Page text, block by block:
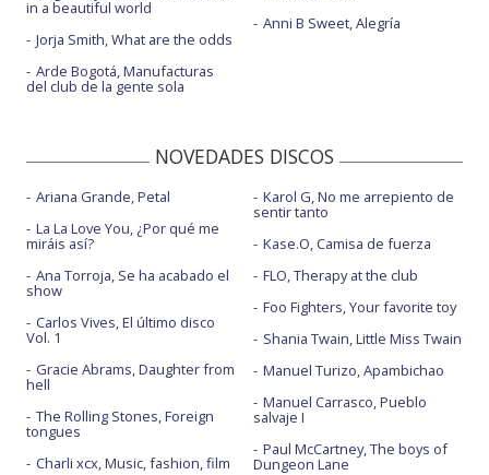
in a beautiful world
Jorja Smith, What are the odds
Arde Bogotá, Manufacturas
del club de la gente sola
Anni B Sweet, Alegría
NOVEDADES DISCOS
Ariana Grande, Petal
La La Love You, ¿Por qué me
miráis así?
Ana Torroja, Se ha acabado el
show
Carlos Vives, El último disco
Vol. 1
Gracie Abrams, Daughter from
hell
The Rolling Stones, Foreign
tongues
Charli xcx, Music, fashion, film
Karol G, No me arrepiento de
sentir tanto
Kase.O, Camisa de fuerza
FLO, Therapy at the club
Foo Fighters, Your favorite toy
Shania Twain, Little Miss Twain
Manuel Turizo, Apambichao
Manuel Carrasco, Pueblo
salvaje I
Paul McCartney, The boys of
Dungeon Lane